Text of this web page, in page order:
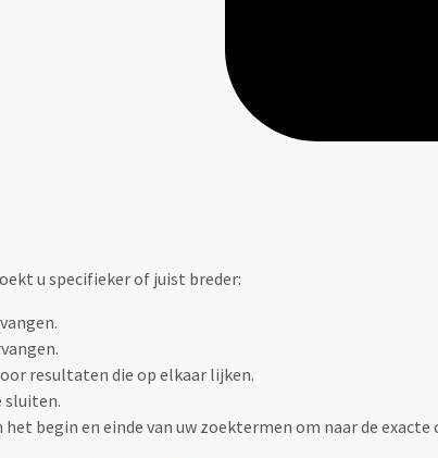
u specifieker of juist breder:
resultaten die op elkaar lijken.
sluiten.
het begin en einde van uw zoektermen om naar de